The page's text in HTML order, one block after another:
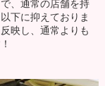
、通常の店舗を持
下に抑えておりま
映し、通常よりも